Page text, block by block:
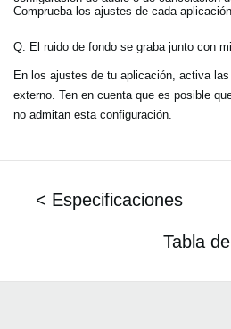
Comprueba los ajustes de cada
Q. El ruido de fondo se graba junto con
En los ajustes de tu aplicación, activa
externo. Ten en cuenta que es posible
no admitan esta configuración.
< Especificaciones
Tabla